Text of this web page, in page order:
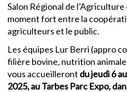
Salon Régional de
moment fort entre la
agriculteurs et le public.
Les équipes Lur Berri (appro
filière bovine, nutrition
vous accueilleront du jeudi 6
2025, auTarbes Parc Expo,